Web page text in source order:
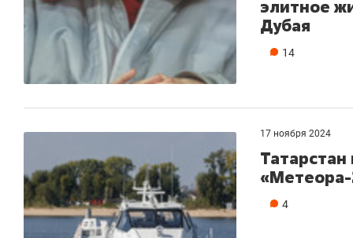
элитное
Дубая
14
17 ноября 2024
«Метеора-
4